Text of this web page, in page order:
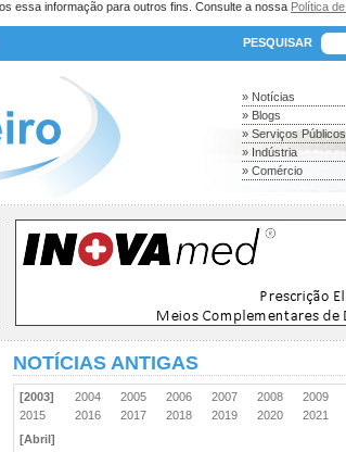
essa informação para outros fins. Consulte a nossa Política
PESQUISAR
» Notícias
» Blogs
» Serviços Públicos
» Indústria
» Comércio
NOTÍCIAS ANTIGAS
[2003] 2004 2005 2006 2007 2008 2009
2015
2016 2017 2018 2019 2020 2021
[Abril]